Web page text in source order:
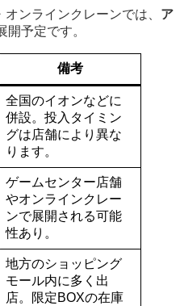
ンラインクレーンでは、 ア
開予定です。
備考
全国のイオンなどに
併設。投入タイミン
グは店舗により異な
ります。
ゲームセンター店舗
やオンラインクレー
ンで展開される可能
性あり。
地方のショッピング
モール内に多く出
店。限定BOXの在庫